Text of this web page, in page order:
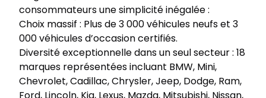
consommateurs une simplicité inégalée :
Choix massif : Plus de 3 000 véhicules neufs et 3
000 véhicules d’occasion certifiés.
Diversité exceptionnelle dans un seul secteur : 18
marques représentées incluant BMW, Mini,
Chevrolet, Cadillac, Chrysler, Jeep, Dodge, Ram,
Ford, Lincoln, Kia, Lexus, Mazda, Mitsubishi, Nissan,